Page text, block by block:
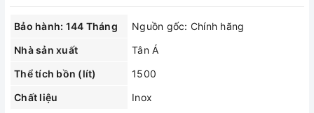
Bảo hành: 144 Tháng
Nguồn gốc: Chính hãng
Nhà sản xuất
Tân Á
Thể tích bồn (lít)
1500
Chất liệu
Inox